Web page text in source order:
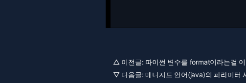
△ 이전글:파이썬 변수를 format이라는걸
▽ 다음글:매니지드 언어(java)의 파라미터